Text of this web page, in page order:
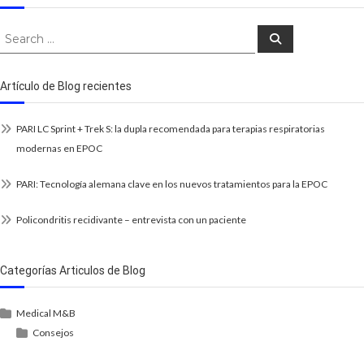
Search
Search
Artículo de Blog recientes
PARI LC Sprint + Trek S: la dupla recomendada para terapias respiratorias
modernas en EPOC
PARI: Tecnología alemana clave en los nuevos tratamientos para la EPOC
Policondritis recidivante – entrevista con un paciente
Categorías Articulos de Blog
Medical M&B
Consejos